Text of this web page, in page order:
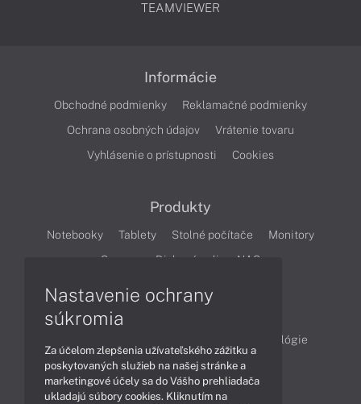
TEAMVIEWER
Informácie
Obchodné podmienky
Reklamačné podmienky
Ochrana osobných údajov
Vrátenie tovaru
Vyhlásenie o prístupnosti
Cookies
Produkty
Notebooky Tablety Stolné počítače
Monitory
Servery
Diskové polia a NAS
Technológie
Videá
Nastavenie ochrany
súkromia
Za účelom zlepšenia užívateľského zážitku a
poskytovaných služieb na našej stránke a
marketingové účely sa do Vášho prehliadača
ukladajú súbory cookies. Kliknutím na